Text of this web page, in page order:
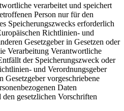
verarbeitet und speichert
Person nur für den
Speicherungszwecks erforderlich
Richtlinien- und
Gesetzgeber in Gesetzen oder
Verarbeitung Verantwortliche
der Speicherungszweck oder
und Verordnungsgeber
Gesetzgeber vorgeschriebene
Daten
gesetzlichen Vorschriften